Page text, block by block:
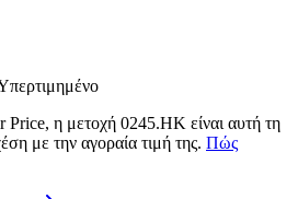
η μετοχή 0245.HK είναι αυτή τη
με την αγοραία τιμή της. Πώς